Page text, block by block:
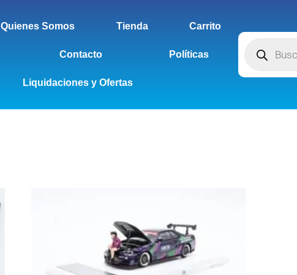
Quienes Somos Tienda Carrito
Contacto Políticas
Liquidaciones y Ofertas